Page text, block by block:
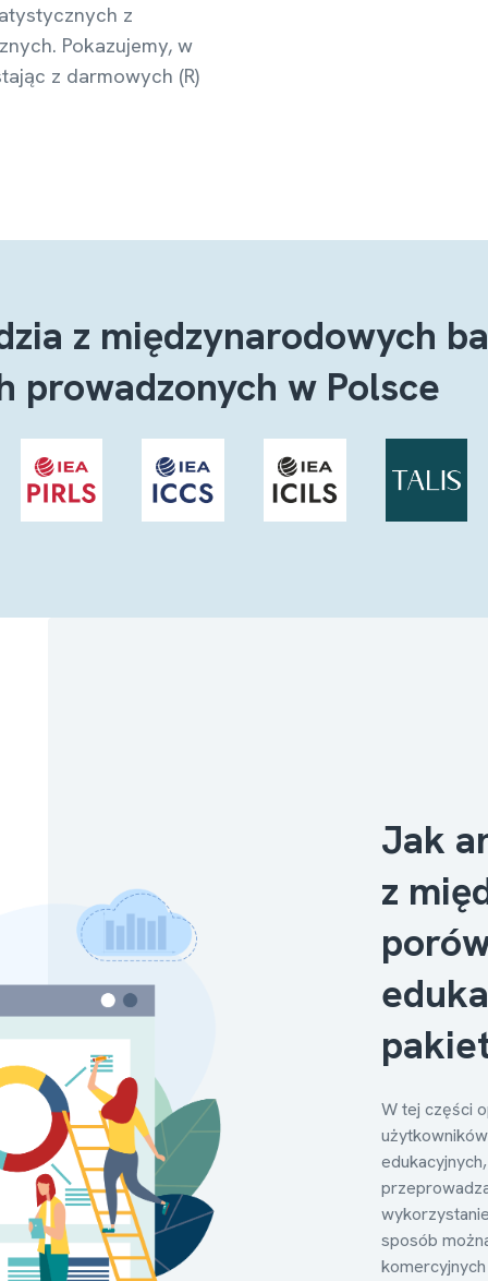
z
Pokazujemy, w
z darmowych (R)
z międzynarodowych
prowadzonych w Polsce
Jak
z
W tej części
sposób